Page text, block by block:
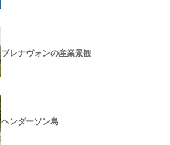
ブレナヴォンの産業景観
ヘンダーソン島